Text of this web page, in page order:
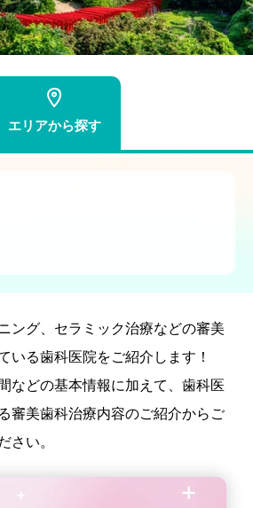
エリアから探す
ング、セラミック治療などの審美
いる歯科医院をご紹介します！
などの基本情報に加えて、歯科医
審美歯科治療内容のご紹介からご
さい。